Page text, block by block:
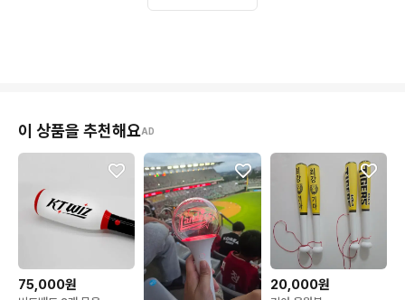
이 상품을 추천해요AD
75,000원 20,000원